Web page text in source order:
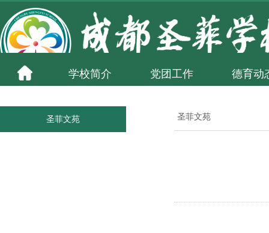
学校简介 党团工作 德育动
圣菲文苑 圣菲文苑